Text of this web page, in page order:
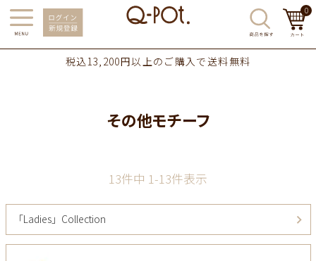
0
税込13,200円以上のご購入で送料無料
その他モチーフ
13件中 1 -13件表示
「Ladies」Collection